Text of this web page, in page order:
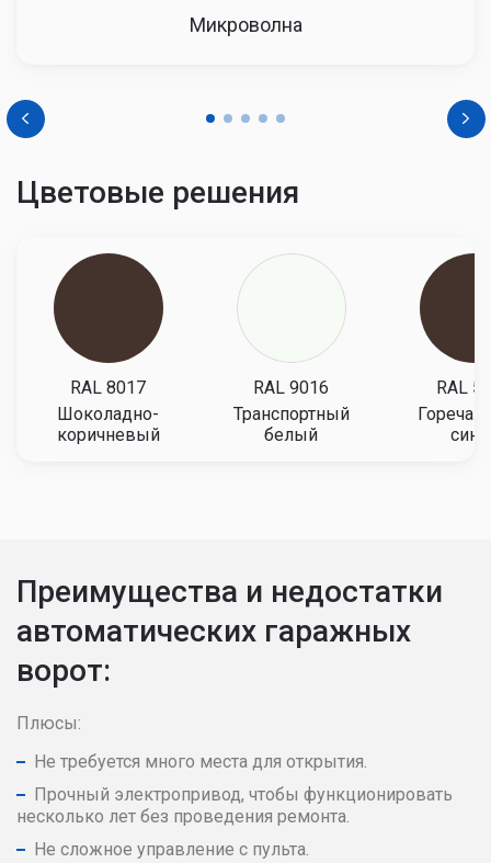
Микроволна
Цветовые решения
RAL 8017
Шоколадно-
коричневый
RAL 9016
Транспортный
белый
RAL
Преимущества и недостатки
автоматических гаражных
ворот:
Плюсы:
Не требуется много места для открытия.
Прочный электропривод, чтобы функционировать
несколько лет без проведения ремонта.
Не сложное управление с пульта.